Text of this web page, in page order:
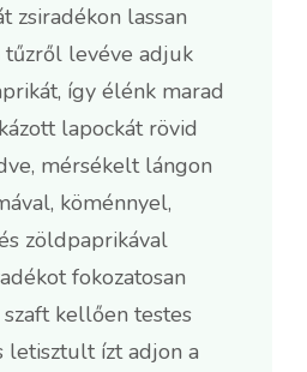
zsiradékon lassan
levéve adjuk
így élénk marad
lapockát rövid
mérsékelt lángon
köménnyel,
zöldpaprikával
fokozatosan
kellően testes
letisztult ízt adjon a